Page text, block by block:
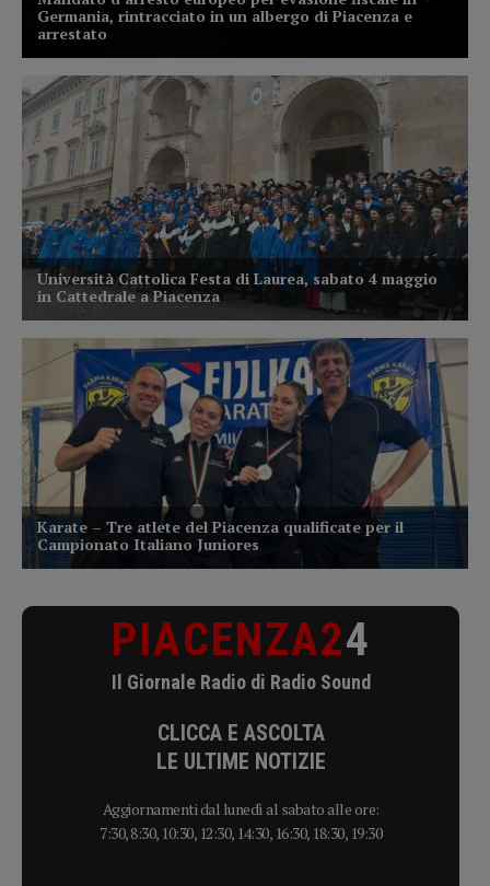
PIACENZA24
Il Giornale Radio di Radio Sound
CLICCA E ASCOLTA
LE ULTIME NOTIZIE
Aggiornamenti dal lunedì al sabato alle ore:
7:30, 8:30, 10:30, 12:30, 14:30, 16:30, 18:30, 19:30